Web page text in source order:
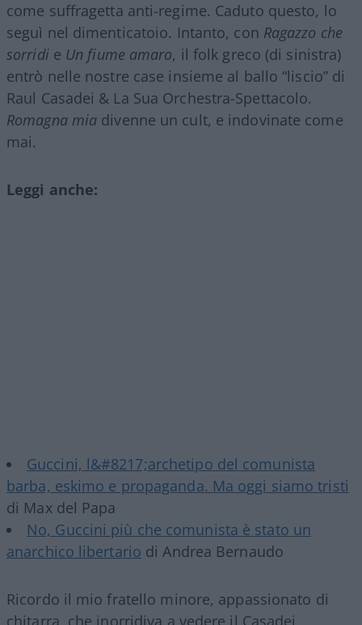
come suffragetta anti-regime. Caduto questo, lo
seguì nel dimenticatoio. Intanto, con Ragazzo che
sorridie Un fiume amaro, il folk greco (di sinistra)
entrò nelle nostre case insieme al ballo “liscio” di
Raul Casadei & La Sua Orchestra-Spettacolo.
Romagna mia divenne un cult, e indovinate come
mai.
Leggi anche:
Guccini, l&#8217;archetipo del comunista
barba, eskimo e propaganda. Ma oggi siamo tristi
di Max del Papa
No, Guccini più che comunista è stato un
anarchico libertario di Andrea Bernaudo
Ricordo il mio fratello minore, appassionato di